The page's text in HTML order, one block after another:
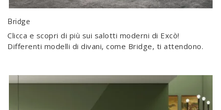
Bridge
Clicca e scopri di più sui salotti moderni di Excò!
Differenti modelli di divani, come Bridge, ti attendono.